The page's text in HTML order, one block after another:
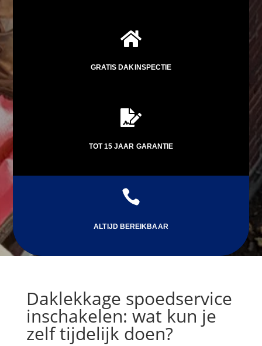

GRATIS DAKINSPECTIE

TOT 15 JAAR GARANTIE

ALTIJD BEREIKBAAR
Daklekkage spoedservice
inschakelen: wat kun je
zelf tijdelijk doen?